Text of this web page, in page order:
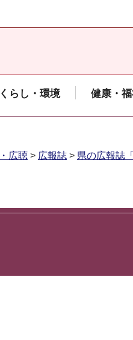
くらし・環境 健康・
広聴 > 広報誌 > 県の広報誌